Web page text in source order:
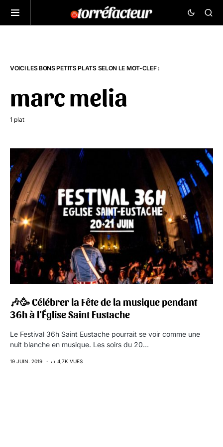
VOICI LES BONS PETITS PLATS SELON LE MOT-CLEF :
marc melia
1 plat
🎶🥳 Célébrer la Fête de la musique pendant
36h à l’Église Saint Eustache
Le Festival 36h Saint Eustache pourrait se voir comme une
nuit blanche en musique. Les soirs du 20…
19 JUIN. 2019 4,7K VUES